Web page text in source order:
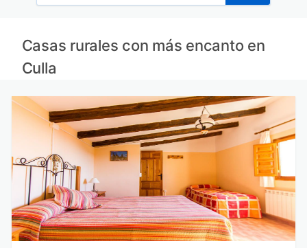
Casas rurales con más encanto en
Culla